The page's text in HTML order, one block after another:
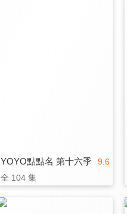
9.6
YOYO點點名 第十六季
全 104 集